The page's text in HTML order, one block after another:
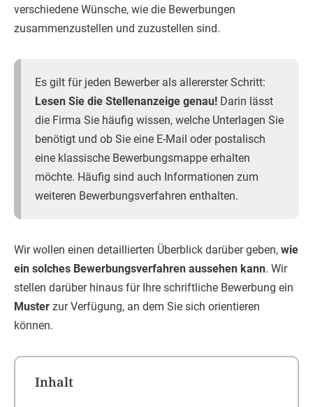
verschiedene Wünsche, wie die Bewerbungen
zusammenzustellen und zuzustellen sind.
Es gilt für jeden Bewerber als allererster Schritt:
Lesen Sie die Stellenanzeige genau! Darin lässt
die Firma Sie häufig wissen, welche Unterlagen Sie
benötigt und ob Sie eine E-Mail oder postalisch
eine klassische Bewerbungsmappe erhalten
möchte. Häufig sind auch Informationen zum
weiteren Bewerbungsverfahren enthalten.
Wir wollen einen detaillierten Überblick darüber geben, wie
ein solches Bewerbungsverfahren aussehen kann. Wir
stellen darüber hinaus für Ihre schriftliche Bewerbung ein
Muster zur Verfügung, an dem Sie sich orientieren
können.
Inhalt